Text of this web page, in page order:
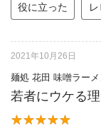
役に立った
2021年10月26日
麺処 花田 味噌ラーメ
若者にウケる